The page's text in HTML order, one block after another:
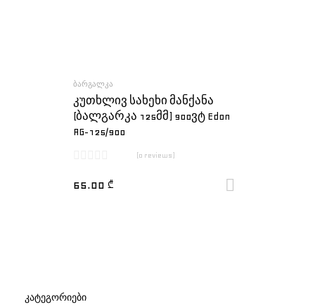
ᲑᲐᲠᲒᲐᲚᲙᲐ
კუთხლივ სახეხი მანქანა
(ბალგარკა 125მმ) 900ვტ Edon
AG-125/900
(0 reviews)
65.00 ₾
ᲙᲐᲢᲔᲒᲝᲠᲘᲔᲑᲘ